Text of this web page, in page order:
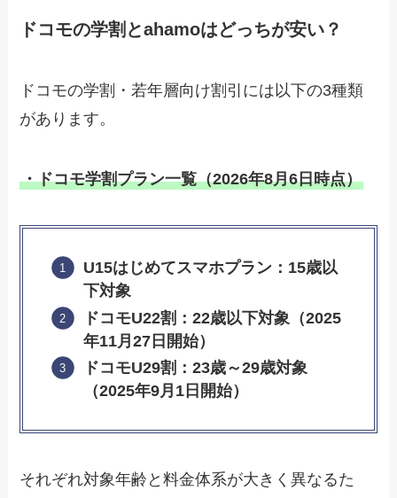
ドコモの学割とahamoはどっちが安い？
ドコモの学割・若年層向け割引には以下の3種類
があります。
・ドコモ学割プラン一覧（2026年8月6日時点）
U15はじめてスマホプラン：15歳以
下対象
ドコモU22割：22歳以下対象（2025
年11月27日開始）
ドコモU29割：23歳～29歳対象
（2025年9月1日開始）
それぞれ対象年齢と料金体系が大きく異なるた